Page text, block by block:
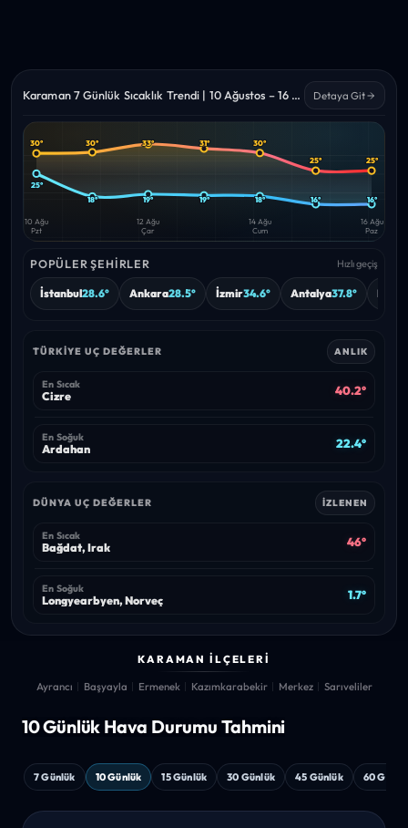
Karaman 7 Günlük Sıcaklık Trendi | 10 Ağustos – 16 Ağustos 2026 Detaya Git
Yüksek
30°
25°
30°
18°
33°
19°
31°
19°
30°
18°
25°
16°
25°
16°
10 Ağu
Pzt
12 Ağu
Çar
14 Ağu
Cum
16 Ağu
Paz
POPÜLER ŞEHIRLER Hızlı geçiş
İstanbul28.6° Ankara28.5° İzmir34.6° Antalya37.8° Bursa
TÜRKIYE UÇ DEĞERLER ANLIK
En Sıcak
Cizre 40.2°
En Soğuk
Ardahan 22.4°
DÜNYA UÇ DEĞERLER İZLENEN
En Sıcak
Bağdat, Irak 46°
En Soğuk
Longyearbyen, Norveç 1.7°
KARAMAN İLÇELERI
Ayrancı
Başyayla Ermenek Kazımkarabekir Merkez Sarıveliler
10 Günlük Hava Durumu Tahmini
7 Günlük 10 Günlük 15 Günlük 30 Günlük 45 Günlük 60